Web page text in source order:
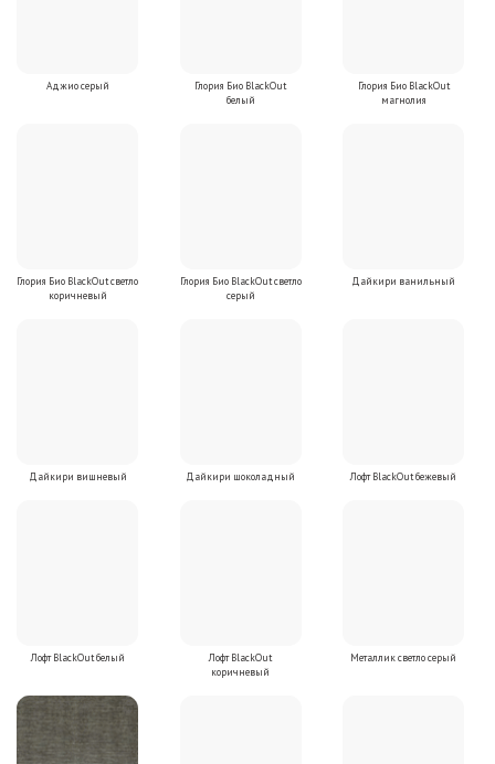
Аджио серый
Глория Био BlackOut
белый
Глория Био BlackOut
магнолия
Глория Био BlackOut светло
коричневый
Глория Био BlackOut светло
серый
Дайкири ванильный
Дайкири вишневый Дайкири шоколадный Лофт BlackOut бежевый
Лофт BlackOut белый
Лофт BlackOut
коричневый
Металлик светло серый